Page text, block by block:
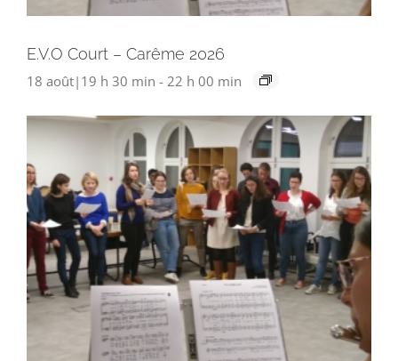
E.V.O Court – Carême 2026
18 août|19 h 30 min - 22 h 00 min